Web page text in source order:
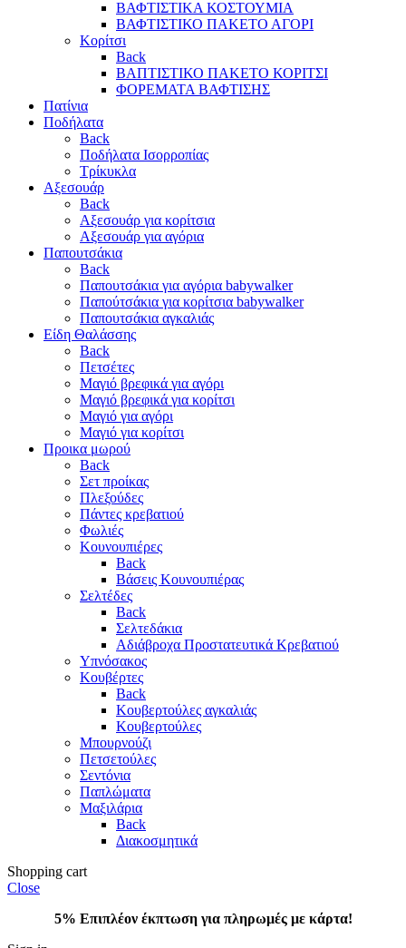
ΒΑΦΤΙΣΤΙΚΑ ΚΟΣΤΟΥΜΙΑ
ΒΑΦΤΙΣΤΙΚΟ ΠΑΚΕΤΟ ΑΓΟΡΙ
Κορίτσι
Back
ΒΑΠΤΙΣΤΙΚΟ ΠΑΚΕΤΟ ΚΟΡΙΤΣΙ
ΦΟΡΕΜΑΤΑ ΒΑΦΤΙΣΗΣ
Πατίνια
Ποδήλατα
Back
Ποδήλατα Ισορροπίας
Τρίκυκλα
Αξεσουάρ
Back
Αξεσουάρ για κορίτσια
Αξεσουάρ για αγόρια
Παπουτσάκια
Back
Παπουτσάκια για αγόρια babywalker
Παπούτσάκια για κορίτσια babywalker
Παπουτσάκια αγκαλιάς
Είδη Θαλάσσης
Back
Πετσέτες
Μαγιό βρεφικά για αγόρι
Μαγιό βρεφικά για κορίτσι
Μαγιό για αγόρι
Μαγιό για κορίτσι
Προικα μωρού
Back
Σετ προίκας
Πλεξούδες
Πάντες κρεβατιού
Φωλιές
Κουνουπιέρες
Back
Βάσεις Κουνουπιέρας
Σελτέδες
Back
Σελτεδάκια
Αδιάβροχα Προστατευτικά Κρεβατιού
Υπνόσακος
Κουβέρτες
Back
Κουβερτούλες αγκαλιάς
Κουβερτούλες
Μπουρνούζι
Πετσετούλες
Σεντόνια
Παπλώματα
Μαξιλάρια
Back
Διακοσμητικά
Shopping cart
Close
5% Επιπλέον έκπτωση για πληρωμές με κάρτα!